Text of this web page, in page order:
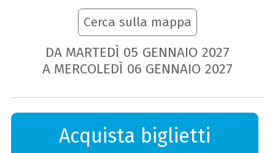
Cerca sulla mappa
DA MARTEDÌ 05 GENNAIO 2027
A MERCOLEDÌ 06 GENNAIO 2027
Acquista biglietti